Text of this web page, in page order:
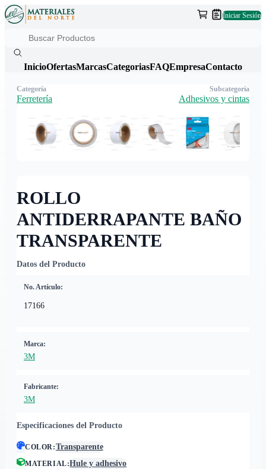
Iniciar Sesión
InicioOfertasMarcasCategoriasFAQEmpresaContacto
ROLLO
ANTIDERRAPANTE BAÑO
TRANSPARENTE
Datos del Producto
No. Artículo:
17166
Marca:
3M
Fabricante:
3M
Especificaciones del Producto
COLOR:Transparente
MATERIAL:Hule y adhesivo
Categoría
Ferretería
Subcategoría
Adhesivos y cintas